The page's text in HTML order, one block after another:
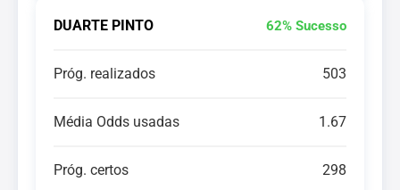
DUARTE PINTO 62% Sucesso
Próg. realizados 503
Média Odds usadas 1.67
Próg. certos 298